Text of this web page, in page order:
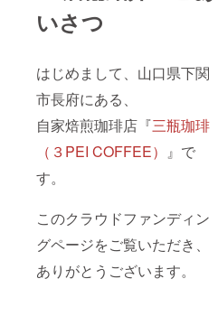
いさつ
はじめまして、山口県下関
市長府にある、
自家焙煎珈琲店『三瓶珈琲
（３PEI COFFEE）
』で
す。
このクラウドファンディン
グページをご覧いただき、
ありがとうございます。